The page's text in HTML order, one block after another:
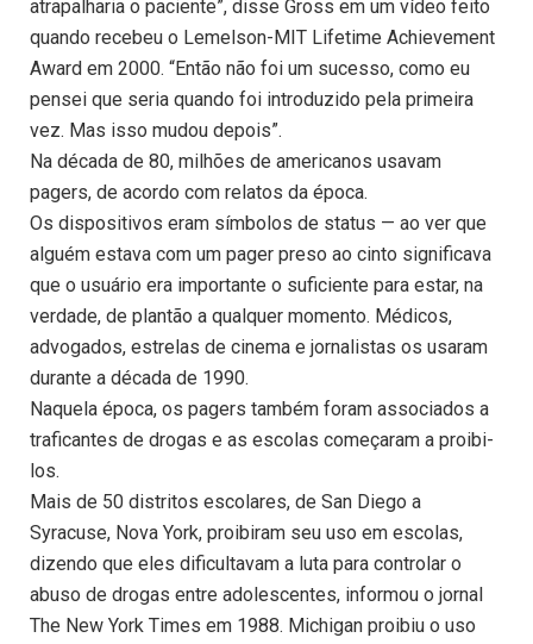
atrapalharia o paciente”, disse Gross em um vídeo feito
quando recebeu o Lemelson-MIT Lifetime Achievement
Award em 2000. “Então não foi um sucesso, como eu
pensei que seria quando foi introduzido pela primeira
vez. Mas isso mudou depois”.
Na década de 80, milhões de americanos usavam
pagers, de acordo com relatos da época.
Os dispositivos eram símbolos de status — ao ver que
alguém estava com um pager preso ao cinto significava
que o usuário era importante o suficiente para estar, na
verdade, de plantão a qualquer momento. Médicos,
advogados, estrelas de cinema e jornalistas os usaram
durante a década de 1990.
Naquela época, os pagers também foram associados a
traficantes de drogas e as escolas começaram a proibi-
los.
Mais de 50 distritos escolares, de San Diego a
Syracuse, Nova York, proibiram seu uso em escolas,
dizendo que eles dificultavam a luta para controlar o
abuso de drogas entre adolescentes, informou o jornal
The New York Times em 1988. Michigan proibiu o uso